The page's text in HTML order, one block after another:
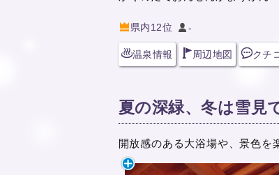
県内12位 -
温泉情報 周辺地図 クチ
夏の深緑、冬は雪見
開放感のある大浴場や、景色を